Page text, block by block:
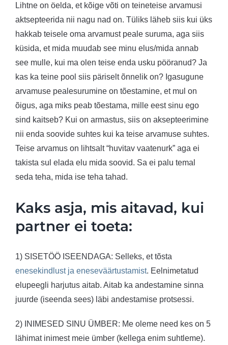
Lihtne on öelda, et kõige võti on teineteise arvamusi
aktsepteerida nii nagu nad on. Tüliks läheb siis kui üks
hakkab teisele oma arvamust peale suruma, aga siis
küsida, et mida muudab see minu elus/mida annab
see mulle, kui ma olen teise enda usku pööranud? Ja
kas ka teine pool siis päriselt õnnelik on? Igasugune
arvamuse pealesurumine on tõestamine, et mul on
õigus, aga miks peab tõestama, mille eest sinu ego
sind kaitseb? Kui on armastus, siis on aksepteerimine
nii enda soovide suhtes kui ka teise arvamuse suhtes.
Teise arvamus on lihtsalt “huvitav vaatenurk” aga ei
takista sul elada elu mida soovid. Sa ei palu temal
seda teha, mida ise teha tahad.
Kaks asja, mis aitavad, kui
partner ei toeta:
1) SISETÖÖ ISEENDAGA: Selleks, et tõsta
enesekindlust ja eneseväärtustamist. Eelnimetatud
elupeegli harjutus aitab. Aitab ka andestamine sinna
juurde (iseenda sees) läbi andestamise protsessi.
2) INIMESED SINU ÜMBER: Me oleme need kes on 5
lähimat inimest meie ümber (kellega enim suhtleme).